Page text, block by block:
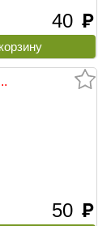
40 руб
50 руб